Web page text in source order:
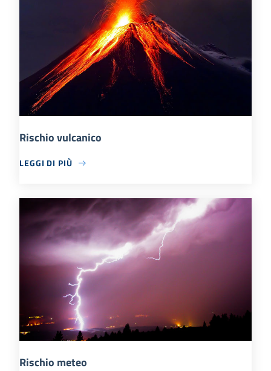
Rischio vulcanico
LEGGI DI PIÙ
Rischio meteo